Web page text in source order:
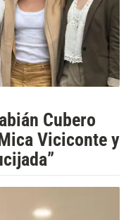
Cubero
Viciconte y